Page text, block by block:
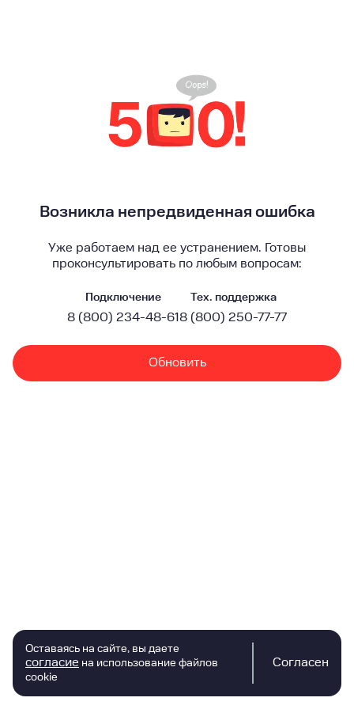
Возникла непредвиденная ошибка
Уже работаем над ее устранением. Готовы
проконсультировать по любым вопросам:
Подключение
8 (800) 234-48-61
Тех. поддержка
8 (800) 250-77-77
Обновить
Оставаясь на сайте, вы даете
согласие на использование файлов
cookie
Согласен